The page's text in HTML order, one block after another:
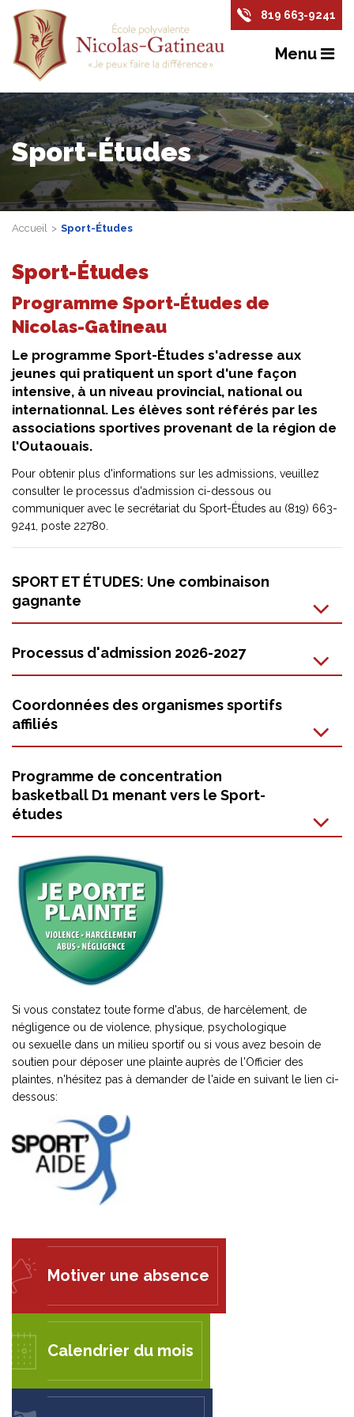
819 663-9241
Menu
Sport-Études
Accueil Sport-Études
Sport-Études
Programme Sport-Études de
Nicolas-Gatineau
Le programme Sport-Études s'adresse aux
jeunes qui pratiquent un sport d'une façon
intensive, à un niveau provincial, national ou
internationnal. Les élèves sont référés par les
associations sportives provenant de la région de
l'Outaouais.
Pour obtenir plus d'informations sur les admissions, veuillez
consulter le processus d'admission ci-dessous ou
communiquer avec le secrétariat du Sport-Études au (819) 663-
9241, poste 22780.
SPORT ET ÉTUDES: Une combinaison
gagnante
Processus d'admission 2026-2027
Coordonnées des organismes sportifs
affiliés
Programme de concentration
basketball D1 menant vers le Sport-
études
Si vous constatez toute forme d'abus, de harcèlement, de
négligence ou de violence, physique, psychologique
ou sexuelle dans un milieu sportif ou si vous avez besoin de
soutien pour déposer une plainte auprès de l'Officier des
plaintes, n'hésitez pas à demander de l'aide en suivant le lien ci-
dessous:
Motiver une absence
Calendrier du mois